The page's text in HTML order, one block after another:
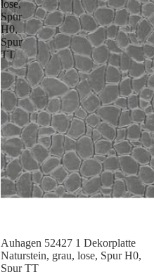
lose,
Spur
H0,
Spur
TT
Auhagen 52427 1 Dekorplatte
Naturstein, grau, lose, Spur H0,
Spur TT